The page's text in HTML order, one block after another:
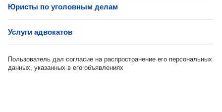
Юристы по уголовным делам
Услуги адвокатов
Пользователь дал согласие на распространение его персональных
данных, указанных в его объявлениях